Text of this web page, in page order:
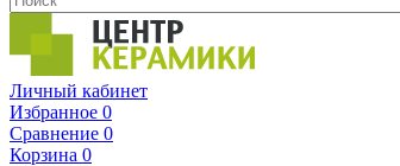
Личный кабинет
Избранное 0
Сравнение 0
Корзина 0